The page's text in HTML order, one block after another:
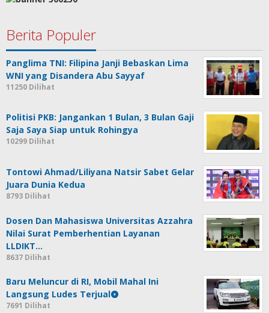
Berita Populer
Panglima TNI: Filipina Janji Bebaskan Lima
WNI yang Disandera Abu Sayyaf
11250 Dilihat
Politisi PKB: Jangankan 1 Bulan, 3 Bulan Gaji
Saja Saya Siap untuk Rohingya
10299 Dilihat
Tontowi Ahmad/Liliyana Natsir Sabet Gelar
Juara Dunia Kedua
8793 Dilihat
Dosen Dan Mahasiswa Universitas Azzahra
Nilai Surat Pemberhentian Layanan
LLDIKT…
8637 Dilihat
Baru Meluncur di RI, Mobil Mahal Ini
Langsung Ludes Terjual
7691 Dilihat